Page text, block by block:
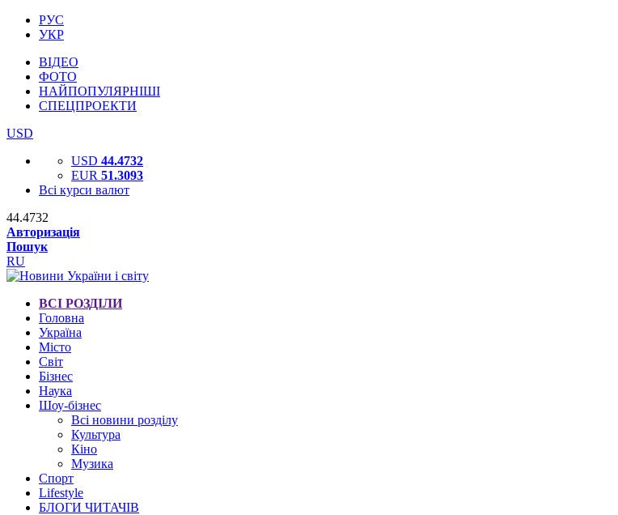
РУС
УКР
ВІДЕО
ФОТО
НАЙПОПУЛЯРНІШІ
СПЕЦПРОЕКТИ
USD
USD 44.4732
EUR 51.3093
Всі курси валют
44.4732
Авторизація
Пошук
RU
ВСІ РОЗДІЛИ
Головна
Україна
Місто
Світ
Бізнес
Наука
Шоу-бізнес
Всі новини розділу
Культура
Кіно
Музика
Спорт
Lifestyle
БЛОГИ ЧИТАЧІВ